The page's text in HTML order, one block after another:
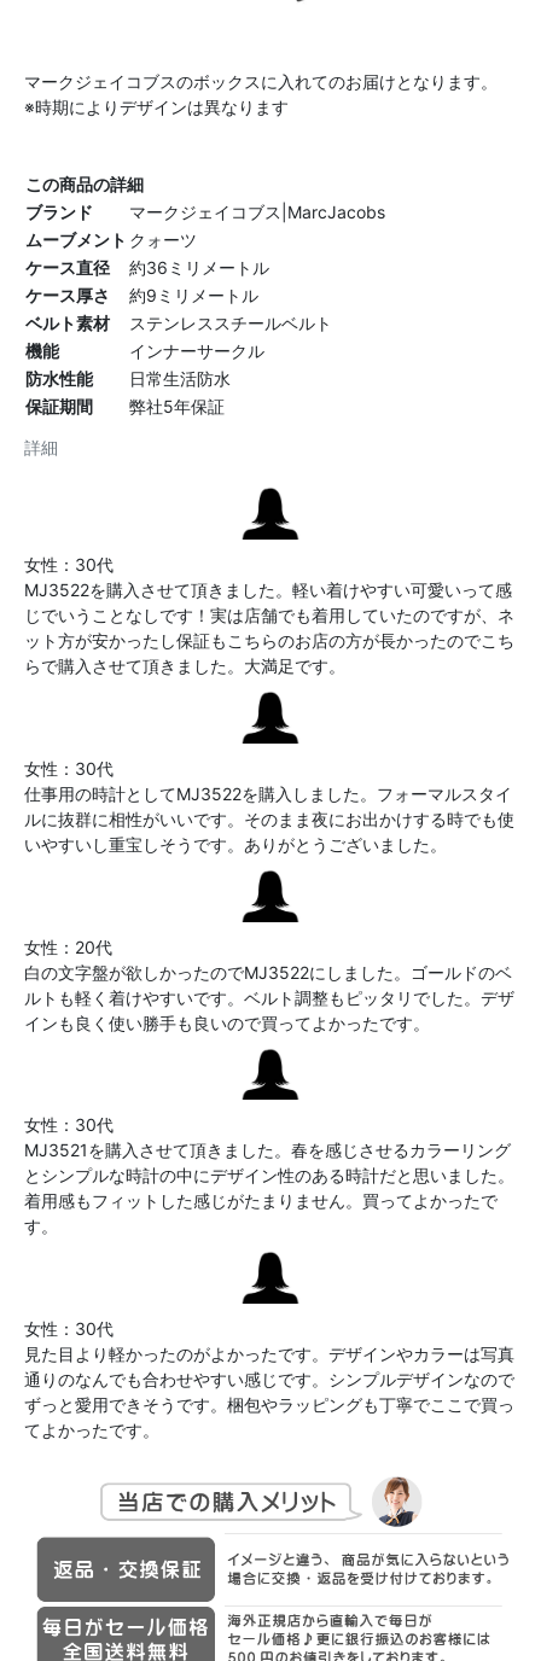
マークジェイコブスのボックスに入れてのお届けとなります。
※時期によりデザインは異なります
詳細
この商品の詳細
ブランド
マークジェイコブス|MarcJacobs
ムーブメント クォーツ
ケース直径
約36ミリメートル
ケース厚さ
約9ミリメートル
ベルト素材
ステンレススチールベルト
機能
インナーサークル
防水性能
日常生活防水
保証期間
弊社5年保証
女性：30代
MJ3522を購入させて頂きました。軽い着けやすい可愛いって感
じでいうことなしです！実は店舗でも着用していたのですが、ネ
ット方が安かったし保証もこちらのお店の方が長かったのでこち
らで購入させて頂きました。大満足です。
女性：30代
仕事用の時計としてMJ3522を購入しました。フォーマルスタイ
ルに抜群に相性がいいです。そのまま夜にお出かけする時でも使
いやすいし重宝しそうです。ありがとうございました。
女性：20代
白の文字盤が欲しかったのでMJ3522にしました。ゴールドのベ
ルトも軽く着けやすいです。ベルト調整もピッタリでした。デザ
インも良く使い勝手も良いので買ってよかったです。
女性：30代
MJ3521を購入させて頂きました。春を感じさせるカラーリング
とシンプルな時計の中にデザイン性のある時計だと思いました。
着用感もフィットした感じがたまりません。買ってよかったで
す。
女性：30代
見た目より軽かったのがよかったです。デザインやカラーは写真
通りのなんでも合わせやすい感じです。シンプルデザインなので
ずっと愛用できそうです。梱包やラッピングも丁寧でここで買っ
てよかったです。